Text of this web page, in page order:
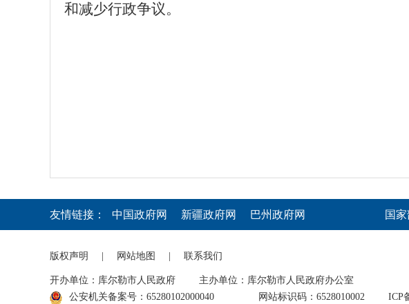
和减少行政争议。
库尔勒
友情链接： 中国政府网 新疆政府网 巴州政府网 国
版权声明 网站地图 联系我们
开办单位：库尔勒市人民政府
主办单位：库尔勒市人民政府办公室
公安机关备案号：65280102000040
网站标识码：6528010002 ICP